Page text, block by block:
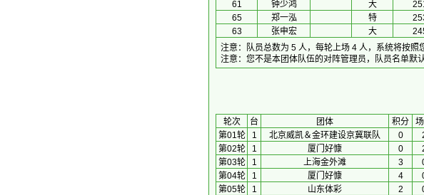
61
钟少鸿 大
65
郑一泓 特
63
张申宏 大
注意：队员总数为 5 人，每轮上场 4 人，系统将按照
注意：您不是本团体队伍的对阵管理员，队员名单默
轮次 台 团体 积分
第01轮
1 北京威凯＆金环建设京冀联队 0
第02轮
1 厦门好慷 0
第03轮
1 上海金外滩 3
第04轮
1 厦门好慷 4
第05轮
1 山东体彩 2